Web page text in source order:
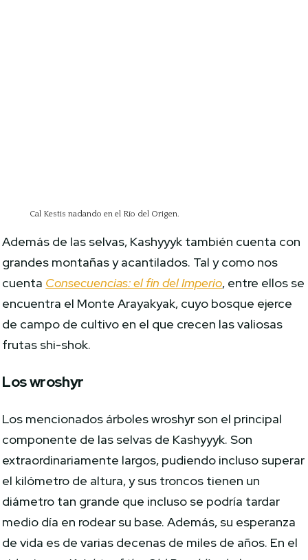
Cal Kestis nadando en el Río del Origen.
Además de las selvas, Kashyyyk también cuenta con
grandes montañas y acantilados. Tal y como nos
cuenta Consecuencias: el fin del Imperio, entre ellos se
encuentra el Monte Arayakyak, cuyo bosque ejerce
de campo de cultivo en el que crecen las valiosas
frutas shi-shok.
Los wroshyr
Los mencionados árboles wroshyr son el principal
componente de las selvas de Kashyyyk. Son
extraordinariamente largos, pudiendo incluso superar
el kilómetro de altura, y sus troncos tienen un
diámetro tan grande que incluso se podría tardar
medio día en rodear su base. Además, su esperanza
de vida es de varias decenas de miles de años. En el